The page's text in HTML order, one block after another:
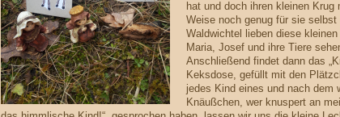
hat und doch ihren kleinen
Weise noch genug für sie
Waldwichtel lieben diese
Maria, Josef und ihre Tiere
Anschließend findet dann das
Keksdose, gefüllt mit den
jedes Kind eines und nach dem
Knäußchen, wer knuspert an